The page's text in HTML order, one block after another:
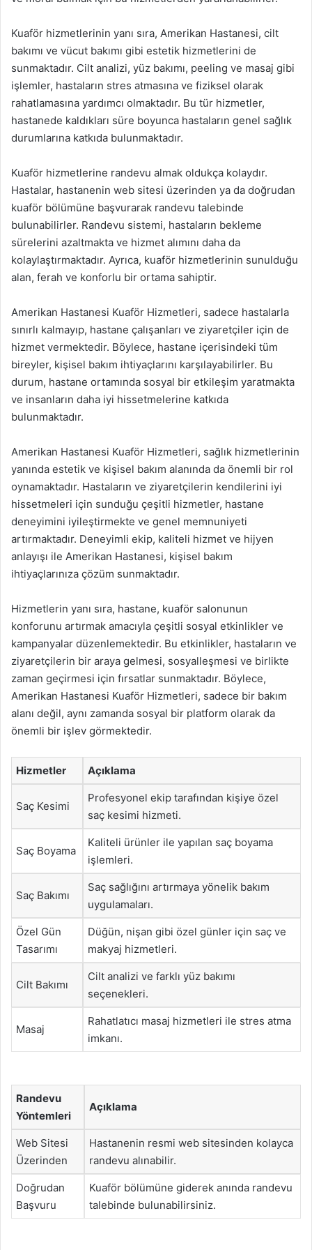
Kuaför hizmetlerinin yanı sıra, Amerikan Hastanesi, cilt
bakımı ve vücut bakımı gibi estetik hizmetlerini de
sunmaktadır. Cilt analizi, yüz bakımı, peeling ve masaj gibi
işlemler, hastaların stres atmasına ve fiziksel olarak
rahatlamasına yardımcı olmaktadır. Bu tür hizmetler,
hastanede kaldıkları süre boyunca hastaların genel sağlık
durumlarına katkıda bulunmaktadır.
Kuaför hizmetlerine randevu almak oldukça kolaydır.
Hastalar, hastanenin web sitesi üzerinden ya da doğrudan
kuaför bölümüne başvurarak randevu talebinde
bulunabilirler. Randevu sistemi, hastaların bekleme
sürelerini azaltmakta ve hizmet alımını daha da
kolaylaştırmaktadır. Ayrıca, kuaför hizmetlerinin sunulduğu
alan, ferah ve konforlu bir ortama sahiptir.
Amerikan Hastanesi Kuaför Hizmetleri, sadece hastalarla
sınırlı kalmayıp, hastane çalışanları ve ziyaretçiler için de
hizmet vermektedir. Böylece, hastane içerisindeki tüm
bireyler, kişisel bakım ihtiyaçlarını karşılayabilirler. Bu
durum, hastane ortamında sosyal bir etkileşim yaratmakta
ve insanların daha iyi hissetmelerine katkıda
bulunmaktadır.
Amerikan Hastanesi Kuaför Hizmetleri, sağlık hizmetlerinin
yanında estetik ve kişisel bakım alanında da önemli bir rol
oynamaktadır. Hastaların ve ziyaretçilerin kendilerini iyi
hissetmeleri için sunduğu çeşitli hizmetler, hastane
deneyimini iyileştirmekte ve genel memnuniyeti
artırmaktadır. Deneyimli ekip, kaliteli hizmet ve hijyen
anlayışı ile Amerikan Hastanesi, kişisel bakım
ihtiyaçlarınıza çözüm sunmaktadır.
Hizmetlerin yanı sıra, hastane, kuaför salonunun
konforunu artırmak amacıyla çeşitli sosyal etkinlikler ve
kampanyalar düzenlemektedir. Bu etkinlikler, hastaların ve
ziyaretçilerin bir araya gelmesi, sosyalleşmesi ve birlikte
zaman geçirmesi için fırsatlar sunmaktadır. Böylece,
Amerikan Hastanesi Kuaför Hizmetleri, sadece bir bakım
alanı değil, aynı zamanda sosyal bir platform olarak da
önemli bir işlev görmektedir.
Hizmetler Açıklama
Saç Kesimi
Profesyonel ekip tarafından kişiye özel
saç kesimi hizmeti.
Saç Boyama
Kaliteli ürünler ile yapılan saç boyama
işlemleri.
Saç Bakımı
Saç sağlığını artırmaya yönelik bakım
uygulamaları.
Özel Gün
Tasarımı
Düğün, nişan gibi özel günler için saç ve
makyaj hizmetleri.
Cilt Bakımı
Cilt analizi ve farklı yüz bakımı
seçenekleri.
Masaj
Rahatlatıcı masaj hizmetleri ile stres atma
imkanı.
Randevu
Yöntemleri
Açıklama
Web Sitesi
Üzerinden
Hastanenin resmi web sitesinden kolayca
randevu alınabilir.
Doğrudan
Başvuru
Kuaför bölümüne giderek anında randevu
talebinde bulunabilirsiniz.